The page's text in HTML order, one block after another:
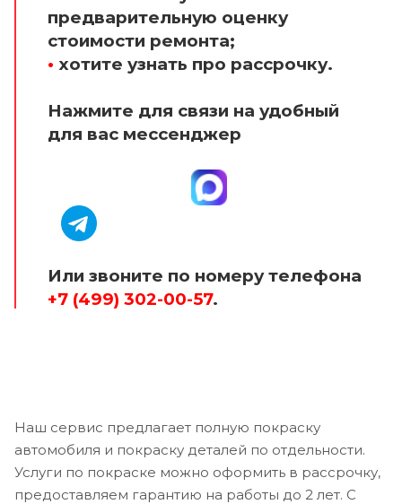
предварительную оценку
стоимости ремонта;
• хотите узнать про рассрочку.
Нажмите для связи на удобный
для вас мессенджер
Или звоните по номеру телефона
+7 (499) 302-00-57.
Наш сервис предлагает полную покраску
автомобиля и покраску деталей по отдельности.
Услуги по покраске можно оформить в рассрочку,
предоставляем гарантию на работы до 2 лет. С